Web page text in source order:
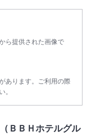
ら提供された画像で
あります。ご利用の際
。
ＢＢＨホテルグル